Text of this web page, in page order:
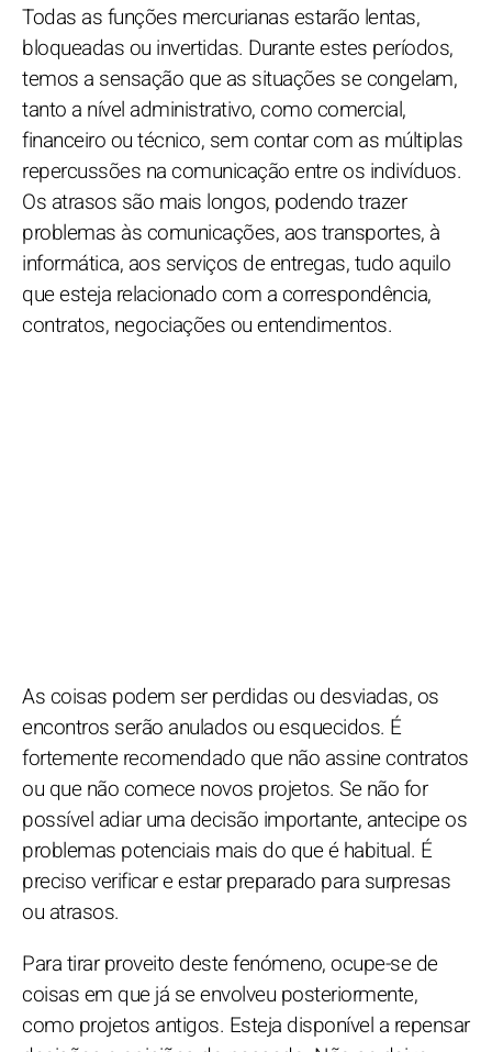
Todas as funções mercurianas estarão lentas,
bloqueadas ou invertidas. Durante estes períodos,
temos a sensação que as situações se congelam,
tanto a nível administrativo, como comercial,
financeiro ou técnico, sem contar com as múltiplas
repercussões na comunicação entre os indivíduos.
Os atrasos são mais longos, podendo trazer
problemas às comunicações, aos transportes, à
informática, aos serviços de entregas, tudo aquilo
que esteja relacionado com a correspondência,
contratos, negociações ou entendimentos.
As coisas podem ser perdidas ou desviadas, os
encontros serão anulados ou esquecidos. É
fortemente recomendado que não assine contratos
ou que não comece novos projetos. Se não for
possível adiar uma decisão importante, antecipe os
problemas potenciais mais do que é habitual. É
preciso verificar e estar preparado para surpresas
ou atrasos.
Para tirar proveito deste fenómeno, ocupe-se de
coisas em que já se envolveu posteriormente,
como projetos antigos. Esteja disponível a repensar